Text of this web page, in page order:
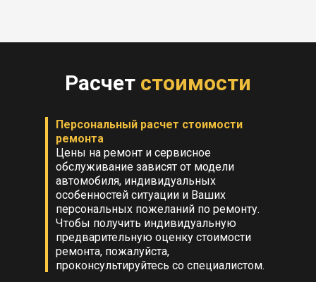
Расчет стоимости
Персональный расчет стоимости
ремонта
Цены на ремонт и сервисное
обслуживание зависят от модели
автомобиля, индивидуальных
особенностей ситуации и Ваших
персональных пожеланий по ремонту.
Чтобы получить индивидуальную
предварительную оценку стоимости
ремонта, пожалуйста,
проконсультируйтесь со специалистом.